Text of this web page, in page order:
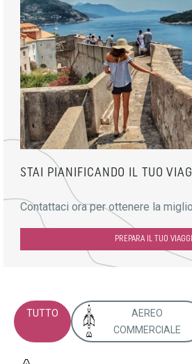
STAI PIANIFICANDO IL TUO
Contattaci ora per ottenere la
PREPARA IL TUO
TUTTO
AEREO
COMMERCIALE